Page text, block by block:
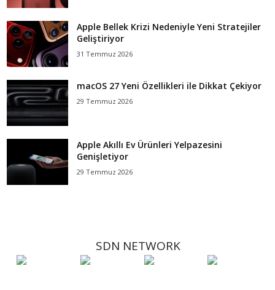
Apple Bellek Krizi Nedeniyle Yeni Stratejiler
Geliştiriyor
31 Temmuz 2026
macOS 27 Yeni Özellikleri ile Dikkat Çekiyor
29 Temmuz 2026
Apple Akıllı Ev Ürünleri Yelpazesini
Genişletiyor
29 Temmuz 2026
SDN NETWORK